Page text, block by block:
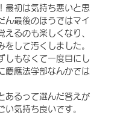
最初は気持ち悪いと思
ん最後のほうではマイ
えるのも楽しくなり、
をして汚くしました。
しもなくて一度目にし
慶應法学部なんかでは
あるって選んだ答えが
い気持ち良いです。